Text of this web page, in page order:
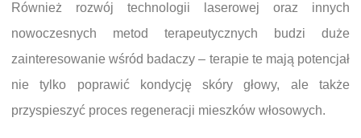
Również rozwój technologii laserowej oraz innych
nowoczesnych metod terapeutycznych budzi duże
zainteresowanie wśród badaczy – terapie te mają potencjał
nie tylko poprawić kondycję skóry głowy, ale także
przyspieszyć proces regeneracji mieszków włosowych.